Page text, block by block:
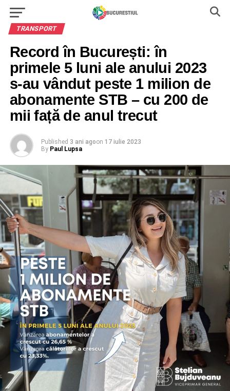
TRANSPORT
Record în București: în
primele 5 luni ale anului 2023
s-au vândut peste 1 milion de
abonamente STB – cu 200 de
mii față de anul trecut
Published 3 ani agoon 17 iulie 2023
By Paul Lupsa